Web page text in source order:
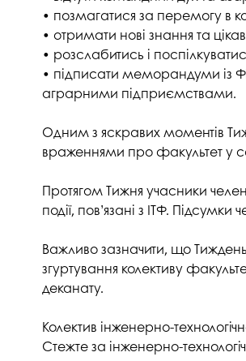
Музеї ПДАУ
Профспілка
Асоціація випускників
3D тур по університету
Наші контакти
Антикорупційна діяльність
• позмагатися за перемогу в
• отримати нові знання та
• розслабитись і
• підписати меморандуми із
аграрними підприємствами.
Одним з яскравих моментів
враженнями про факультет у
Протягом Тижня учасники
події, пов’язані з ІТФ.
Важливо зазначити, що
згуртування колективу
деканату.
Колектив інженерно-
Стежте за інженерно-